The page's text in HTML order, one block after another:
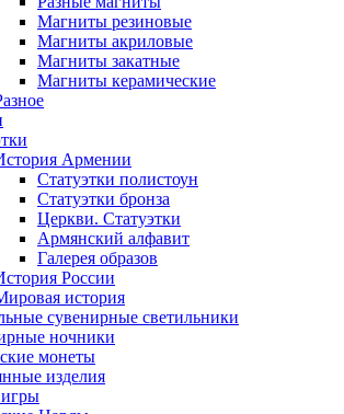
Магниты резиновые
Магниты акриловые
Магниты закатные
Магниты керамические
Армении
Статуэтки полистоун
Статуэтки бронза
Церкви. Статуэтки
Армянский алфавит
Галерея образов
России
история
сувенирные светильники
ночники
монеты
изделия